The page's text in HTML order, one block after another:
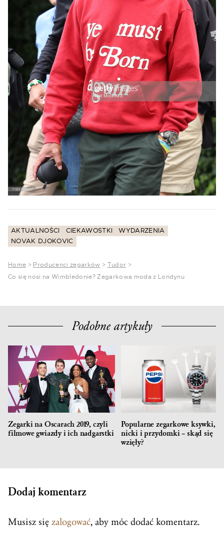
AKTUALNOŚCI CIEKAWOSTKI
WYDARZENIA
NOVAK DJOKOVIC
Home > Producenci zegarków > Tudor >
Co się nosi na Wimbledonie? Zegarkowa moda z Londynu
Podobne artykuły
Zegarki na Oscarach 2019, czyli
filmowe gwiazdy i ich nadgarstki
Popularne zegarkowe ksywki,
nicki i przydomki – skąd się
wzięły?
Dodaj komentarz
Musisz się zalogować, aby móc dodać komentarz.